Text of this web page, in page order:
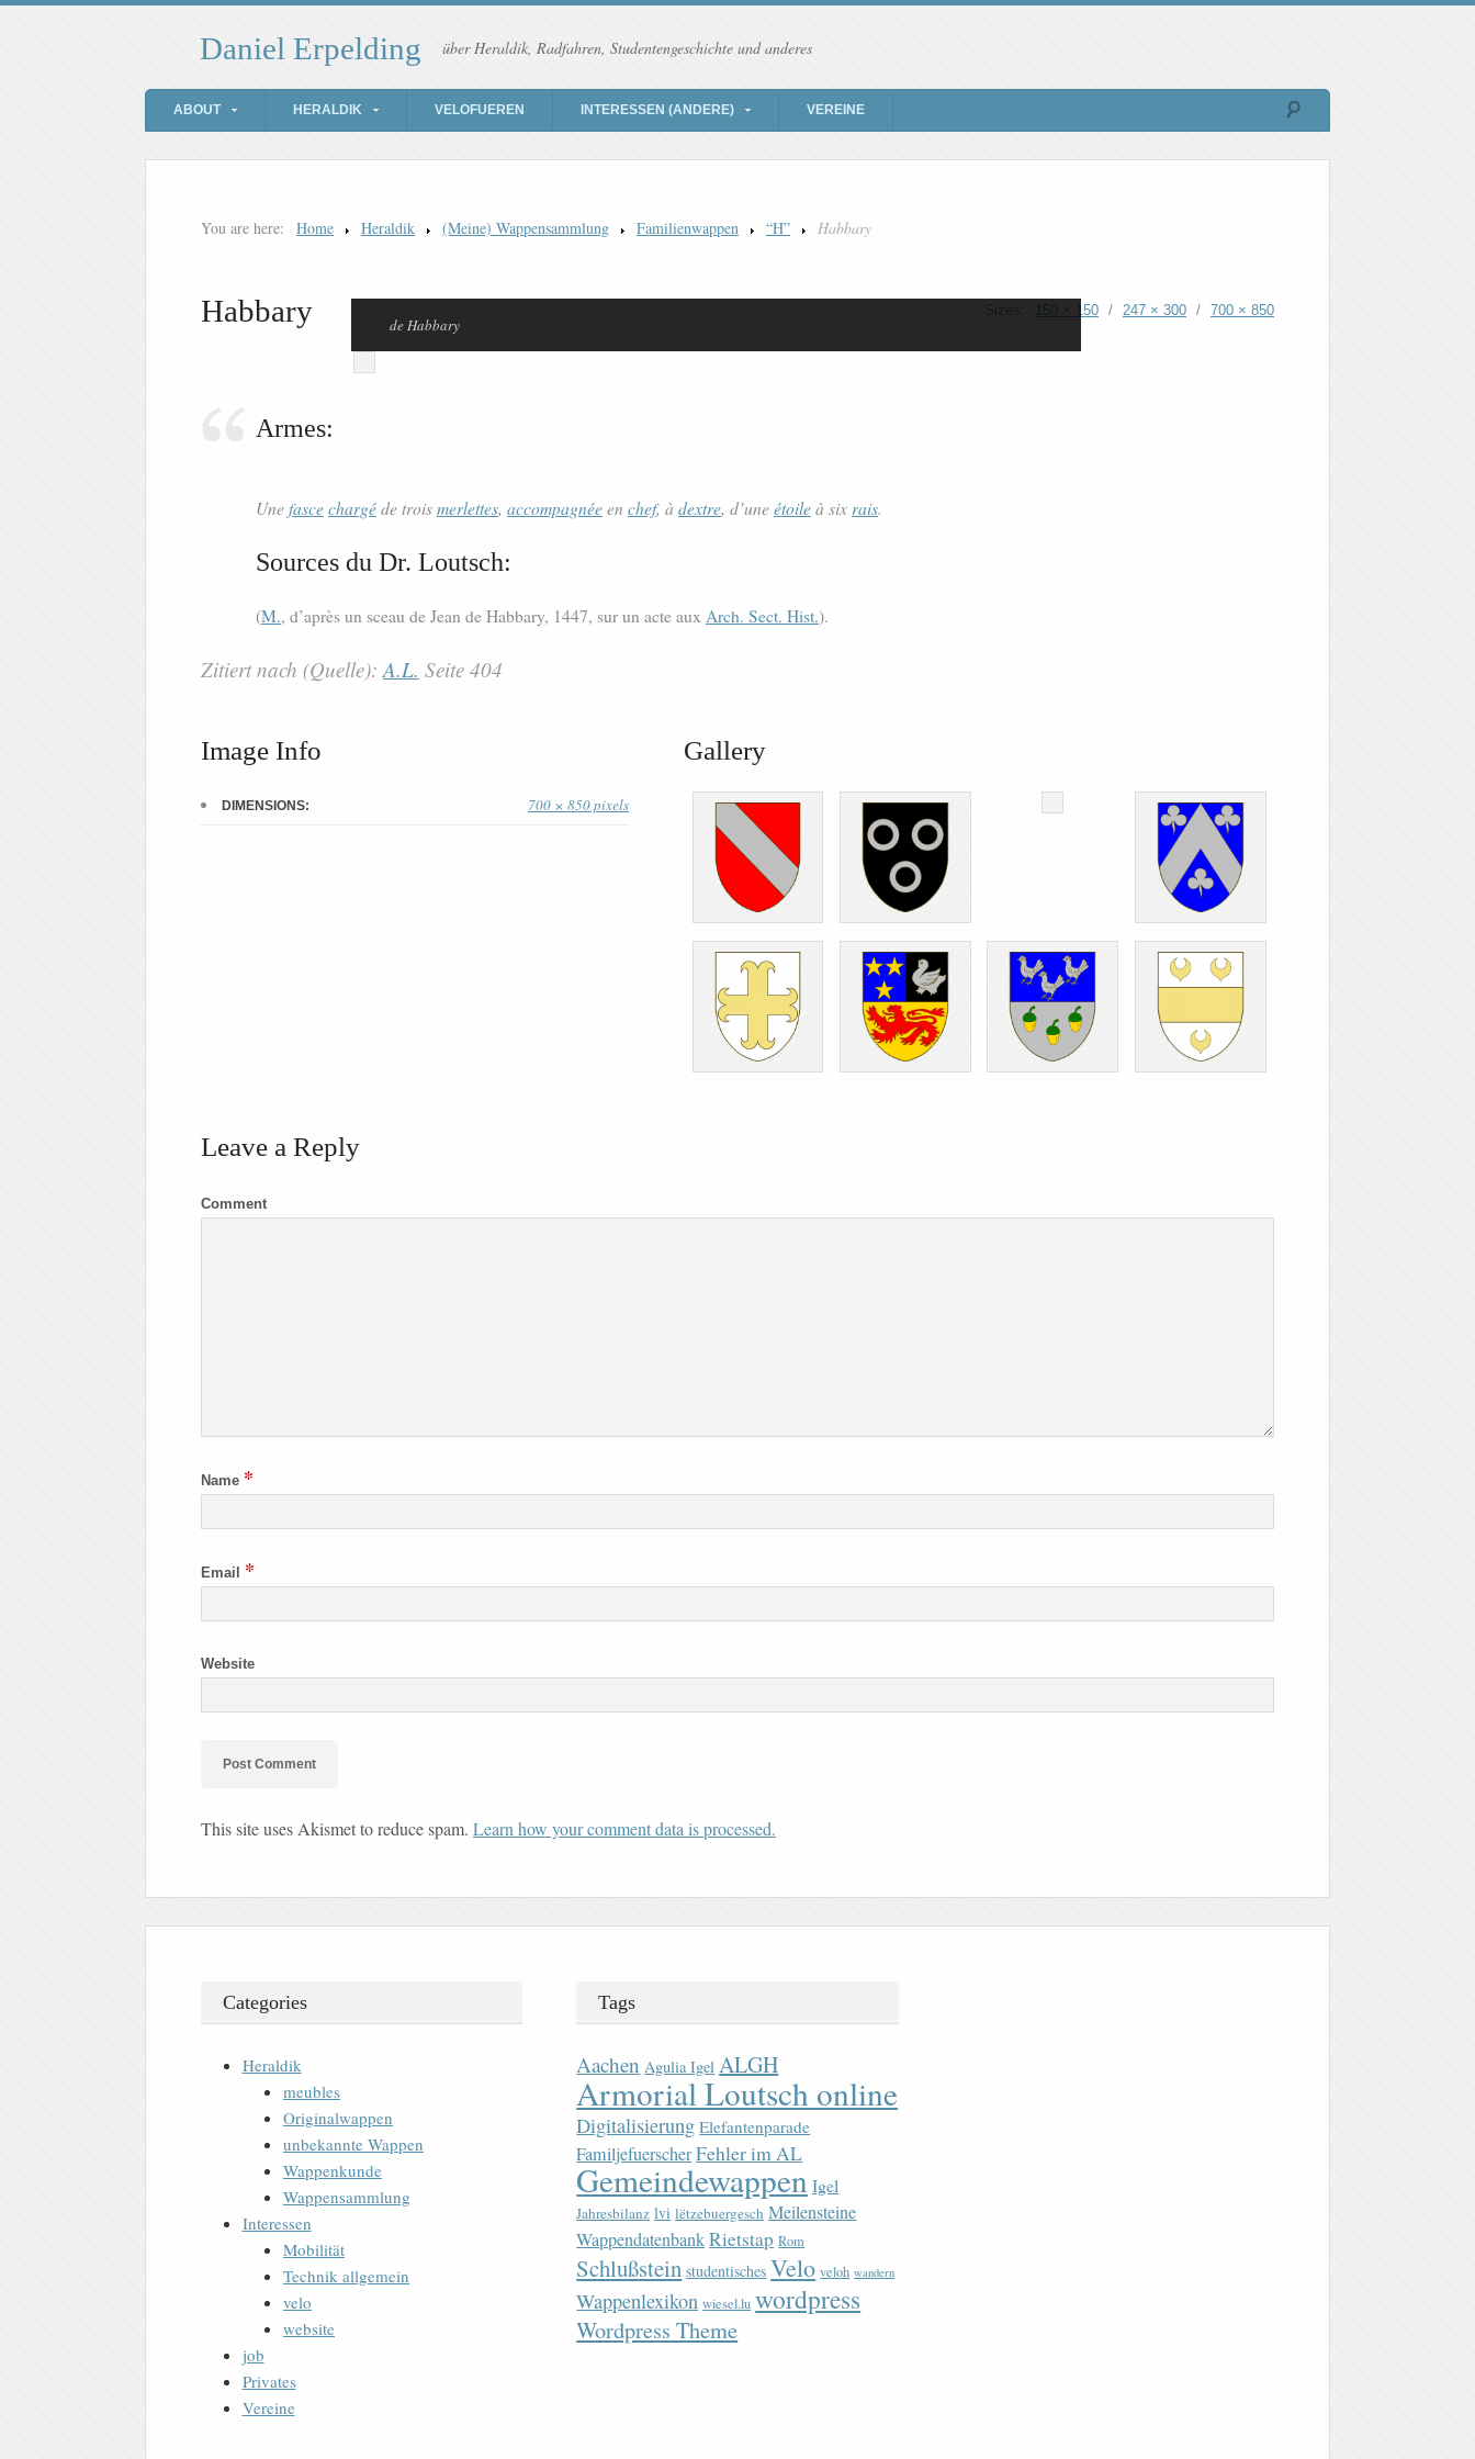
Daniel Erpelding über Heraldik, Radfahren, Studentengeschichte und anderes
ABOUT HERALDIK VELOFUEREN INTERESSEN (ANDERE) VEREINE
You are here: Home Heraldik (Meine) Wappensammlung Familienwappen “H” Habbary
Habbary 150 × 150 / 247 × 300 / 700 × 850
de Habbary
Armes:
Unefascechargéde troismerlettes, accompagnéeen chef, à dextre, d’uneétoileà sixrais.
Sources du Dr. Loutsch:
(M., d’après un sceau de Jean de Habbary, 1447, sur un acte aux Arch. Sect. Hist.).
Zitiert nach (Quelle):A.L. Seite 404
Image Info
DIMENSIONS: 700 × 850 pixels
Gallery
Leave a Reply
Comment
Name *
Email *
Website
This site uses Akismet to reduce spam. Learn how your comment data is processed.
Categories
Heraldik
meubles
Originalwappen
unbekannte Wappen
Wappenkunde
Wappensammlung
Interessen
Mobilität
Technik allgemein
velo
website
job
Privates
Vereine
Tags
Aachen Agulia Igel ALGH
Armorial Loutsch online
Digitalisierung Elefantenparade
FamiljefuerscherFehler im AL
Gemeindewappen Igel
Jahresbilanz lvi lëtzebuergesch Meilensteine
WappendatenbankRietstap Rom
Schlußstein studentisches Velo veloh wandern
Wappenlexikon wiesel.lu wordpress
Wordpress Theme